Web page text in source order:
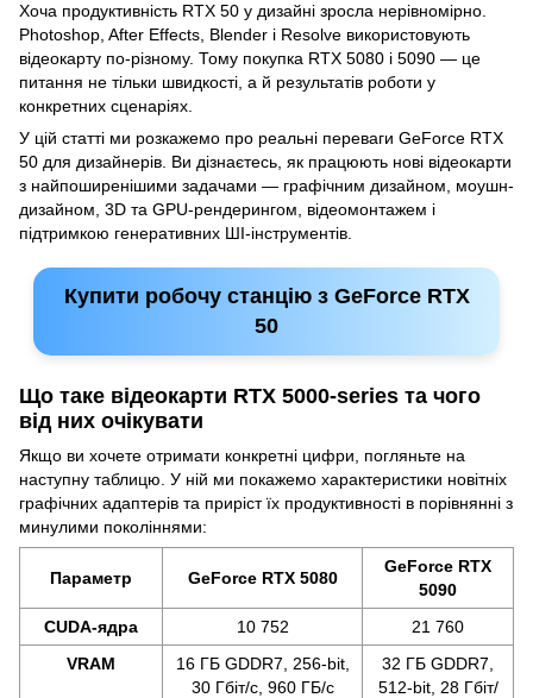
Хоча продуктивність RTX 50 у дизайні зросла нерівномірно.
Photoshop, After Effects, Blender і Resolve використовують
відеокарту по-різному. Тому покупка RTX 5080 і 5090 — це
питання не тільки швидкості, а й результатів роботи у
конкретних сценаріях.
У цій статті ми розкажемо про реальні переваги GeForce RTX
50 для дизайнерів. Ви дізнаєтесь, як працюють нові відеокарти
з найпоширенішими задачами — графічним дизайном, моушн-
дизайном, 3D та GPU-рендерингом, відеомонтажем і
підтримкою генеративних ШІ-інструментів.
Купити робочу станцію з GeForce RTX
50
Що таке відеокарти RTX 5000-series та чого
від них очікувати
Якщо ви хочете отримати конкретні цифри, погляньте на
наступну таблицю. У ній ми покажемо характеристики новітніх
графічних адаптерів та приріст їх продуктивності в порівнянні з
минулими поколіннями:
Параметр GeForce RTX 5080
GeForce RTX
5090
CUDA-ядра
10 752
21 760
VRAM
16 ГБ GDDR7, 256-bit,
30 Гбіт/с, 960 ГБ/с
32 ГБ GDDR7,
512-bit, 28 Гбіт/